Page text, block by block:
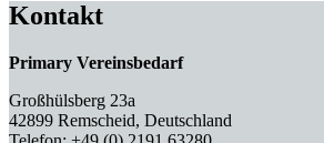
Kontakt
Primary Vereinsbedarf
Großhülsberg 23a
42899 Remscheid, Deutschland